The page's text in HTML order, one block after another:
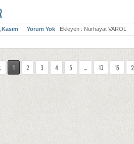
, Kasım Yorum Yok Ekleyen : Nurhayat VAROL